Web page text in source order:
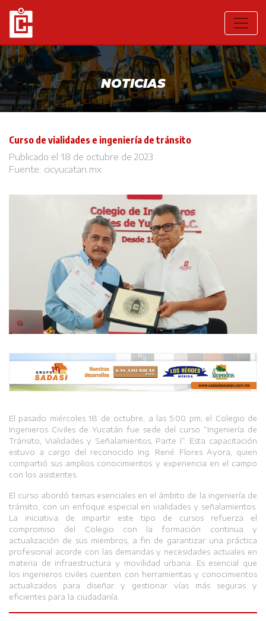
NOTICIAS
Curso de vialidades e ingeniería de tránsito
Publicado el 18 de octubre de 2023
Fuente: cicyucatan.mx
El pasado miércoles 18 de octubre, a las 5:00 pm, el Colegio de
Ingenieros Civiles de Yucatán fue sede del curso “Ingeniería de
Tránsito, Vialidades y Señalamientos, Parte I”. Esta capacitación
estuvo a cargo del reconocido Ing. René Flores Ayora, quien
compartió sus amplios conocimientos y experiencia en el campo
con los asistentes.
El curso abordó temas esenciales en el ámbito de la ingeniería de
tránsito, con un enfoque especial en vialidades y señalamientos.
La iniciativa de impartir este tipo de cursos refuerza el
compromiso del Colegio con la formación continua y
actualización de sus miembros, a fin de garantizar una práctica
profesional acorde con las demandas y necesidades actuales en
materia de infraestructura y movilidad urbana. Es esencial que
los ingenieros civiles cuenten con herramientas y conocimientos
actualizados para diseñar y gestionar vías más seguras y
eficientes para la ciudadanía.